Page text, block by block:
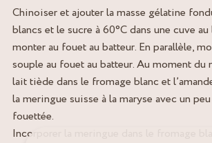
Chinoiser et ajouter la masse gélatine
blancs et le sucre à 60°C dans une cuve
monter au fouet au batteur. En parallèle,
souple au fouet au batteur. Au moment du
lait tiède dans le fromage blanc et
la meringue suisse à la maryse avec un
fouettée.
Incorporer la meringue dans le fromage